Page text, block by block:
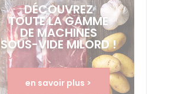
DÉCOUVREZ
TOUTE LA GAMME
DE MACHINES
SOUS-VIDE MILORD !
en savoir plus >